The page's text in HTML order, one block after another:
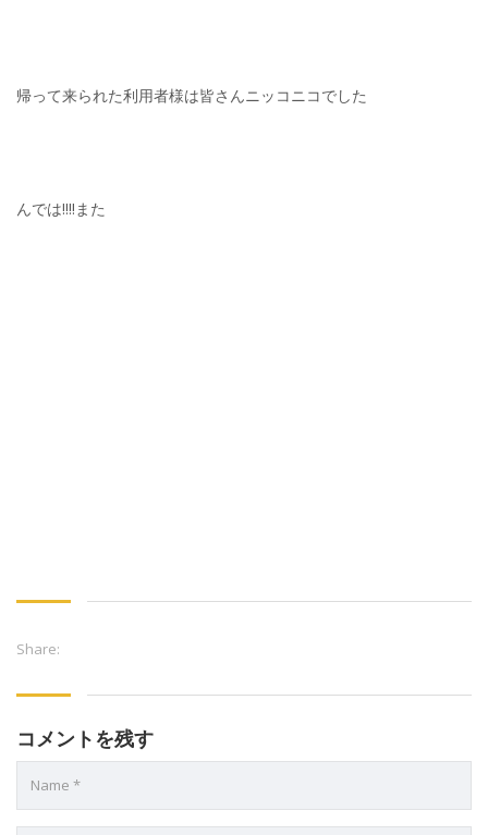
帰って来られた利用者様は皆さんニッコニコでした
んでは!!!!また
Share:
コメントを残す